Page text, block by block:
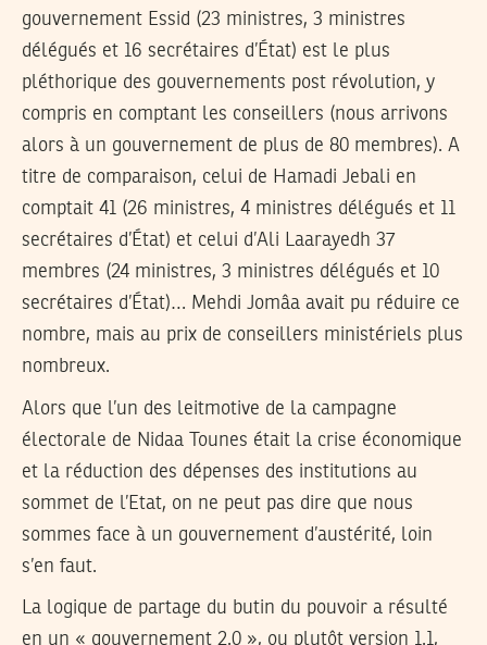
gouvernement Essid (23 ministres, 3 ministres
délégués et 16 secrétaires d’État) est le plus
pléthorique des gouvernements post révolution, y
compris en comptant les conseillers (nous arrivons
alors à un gouvernement de plus de 80 membres). A
titre de comparaison, celui de Hamadi Jebali en
comptait 41 (26 ministres, 4 ministres délégués et 11
secrétaires d’État) et celui d’Ali Laarayedh 37
membres (24 ministres, 3 ministres délégués et 10
secrétaires d’État)… Mehdi Jomâa avait pu réduire ce
nombre, mais au prix de conseillers ministériels plus
nombreux.
Alors que l’un des leitmotive de la campagne
électorale de Nidaa Tounes était la crise économique
et la réduction des dépenses des institutions au
sommet de l’Etat, on ne peut pas dire que nous
sommes face à un gouvernement d’austérité, loin
s’en faut.
La logique de partage du butin du pouvoir a résulté
en un « gouvernement 2.0 », ou plutôt version 1.1,